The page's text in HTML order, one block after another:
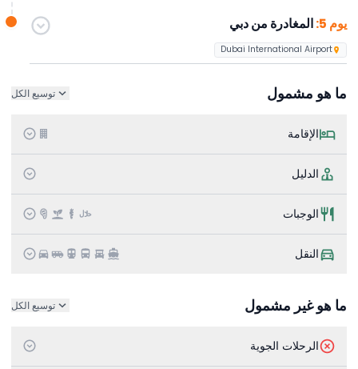
يوم 5: المغادرة من دبي
Dubai International Airport
ما هو مشمول توسيع الكل
الإقامة
الدليل
الوجبات
النقل
ما هو غير مشمول توسيع الكل
الرحلات الجوية